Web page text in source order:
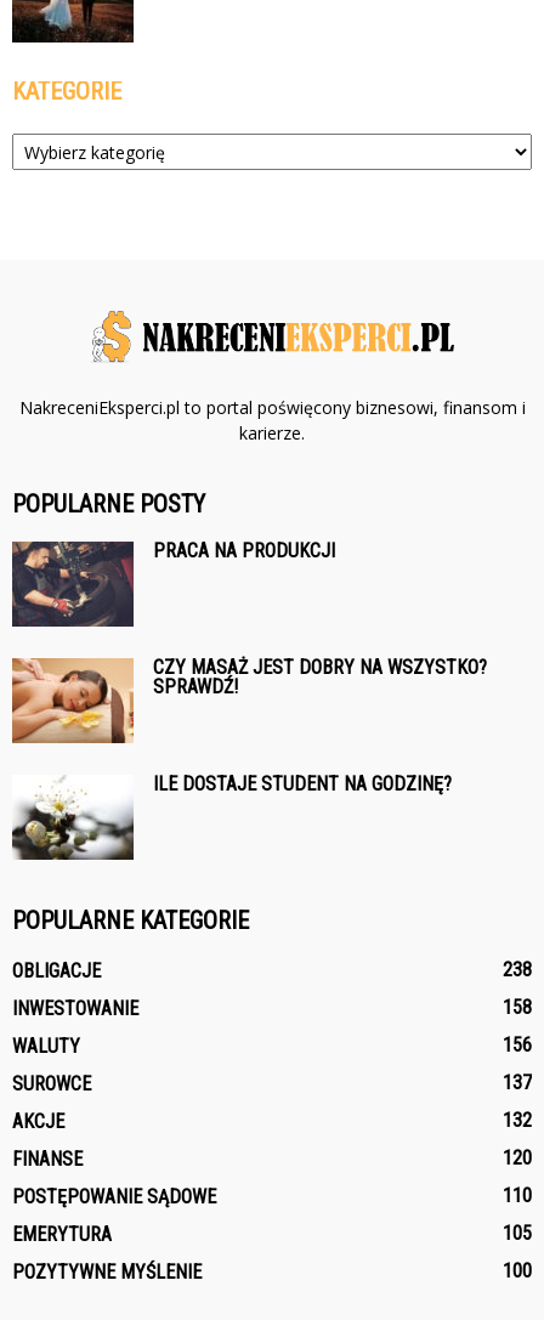
KATEGORIE
Kategorie
NakreceniEksperci.pl to portal poświęcony biznesowi, finansom i
karierze.
POPULARNE POSTY
PRACA NA PRODUKCJI
CZY MASAŻ JEST DOBRY NA WSZYSTKO?
SPRAWDŹ!
ILE DOSTAJE STUDENT NA GODZINĘ?
POPULARNE KATEGORIE
OBLIGACJE
238
INWESTOWANIE
158
WALUTY
156
SUROWCE
137
AKCJE
132
FINANSE
120
POSTĘPOWANIE SĄDOWE
110
EMERYTURA
105
POZYTYWNE MYŚLENIE
100